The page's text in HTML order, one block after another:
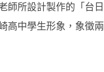
師所設計製作的「台日
高中學生形象，象徵兩